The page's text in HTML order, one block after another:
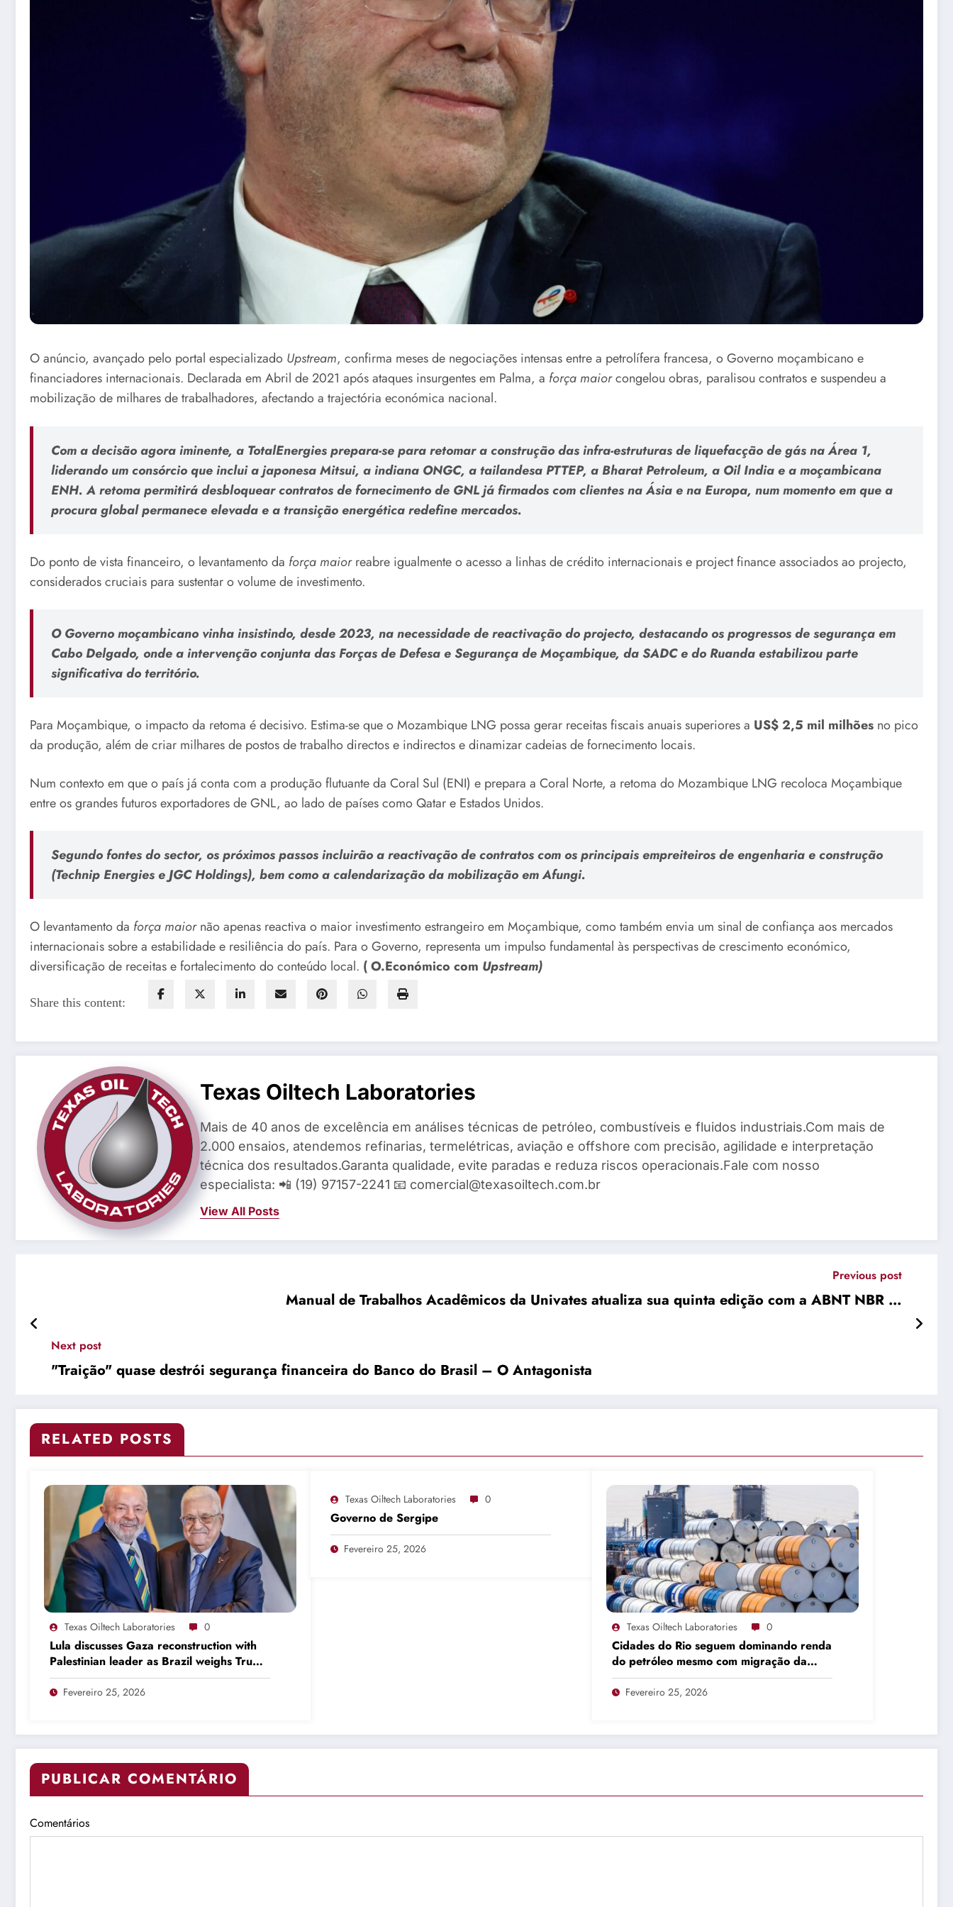
O anúncio, avançado pelo portal especializado Upstream, confirma meses de negociações intensas entre a petrolífera francesa, o Governo moçambicano e
financiadores internacionais. Declarada em Abril de 2021 após ataques insurgentes em Palma, a força maiorcongelou obras, paralisou contratos e suspendeu a
mobilização de milhares de trabalhadores, afectando a trajectória económica nacional.
Com a decisão agora iminente, a TotalEnergies prepara-se para retomar a construção das infra-estruturas de liquefacção de gás na Área 1,
liderando um consórcio que inclui a japonesa Mitsui, a indiana ONGC, a tailandesa PTTEP, a Bharat Petroleum, a Oil India e a moçambicana
ENH. A retoma permitirá desbloquear contratos de fornecimento de GNL já firmados com clientes na Ásia e na Europa, num momento em que a
procura global permanece elevada e a transição energética redefine mercados.
Do ponto de vista financeiro, o levantamento da força maiorreabre igualmente o acesso a linhas de crédito internacionais e project finance associados ao projecto,
considerados cruciais para sustentar o volume de investimento.
O Governo moçambicano vinha insistindo, desde 2023, na necessidade de reactivação do projecto, destacando os progressos de segurança em
Cabo Delgado, onde a intervenção conjunta das Forças de Defesa e Segurança de Moçambique, da SADC e do Ruanda estabilizou parte
significativa do território.
Para Moçambique, o impacto da retoma é decisivo. Estima-se que o Mozambique LNG possa gerar receitas fiscais anuais superiores a US$ 2,5 mil milhões no pico
da produção, além de criar milhares de postos de trabalho directos e indirectos e dinamizar cadeias de fornecimento locais.
Num contexto em que o país já conta com a produção flutuante da Coral Sul (ENI) e prepara a Coral Norte, a retoma do Mozambique LNG recoloca Moçambique
entre os grandes futuros exportadores de GNL, ao lado de países como Qatar e Estados Unidos.
Segundo fontes do sector, os próximos passos incluirão a reactivação de contratos com os principais empreiteiros de engenharia e construção
(Technip Energies e JGC Holdings), bem como a calendarização da mobilização em Afungi.
O levantamento da força maiornão apenas reactiva o maior investimento estrangeiro em Moçambique, como também envia um sinal de confiança aos mercados
internacionais sobre a estabilidade e resiliência do país. Para o Governo, representa um impulso fundamental às perspectivas de crescimento económico,
diversificação de receitas e fortalecimento do conteúdo local. ( O.Económico com Upstream)
Share this content:
Texas Oiltech Laboratories
Mais de 40 anos de excelência em análises técnicas de petróleo, combustíveis e fluidos industriais.Com mais de
2.000 ensaios, atendemos refinarias, termelétricas, aviação e offshore com precisão, agilidade e interpretação
técnica dos resultados.Garanta qualidade, evite paradas e reduza riscos operacionais.Fale com nosso
especialista: 📲 (19) 97157-2241 📧 comercial@texasoiltech.com.br
View All Posts
Previous post
Manual de Trabalhos Acadêmicos da Univates atualiza sua quinta edição com a ABNT NBR …
Next post
"Traição" quase destrói segurança financeira do Banco do Brasil – O Antagonista
RELATED POSTS
Texas Oiltech Laboratories 0
Lula discusses Gaza reconstruction with
Palestinian leader as Brazil weighs Trump
invitation
Fevereiro 25, 2026
Texas Oiltech Laboratories 0
Governo de Sergipe
Fevereiro 25, 2026
Texas Oiltech Laboratories 0
Cidades do Rio seguem dominando renda
do petróleo mesmo com migração da
produção
Fevereiro 25, 2026
PUBLICAR COMENTÁRIO
Comentários